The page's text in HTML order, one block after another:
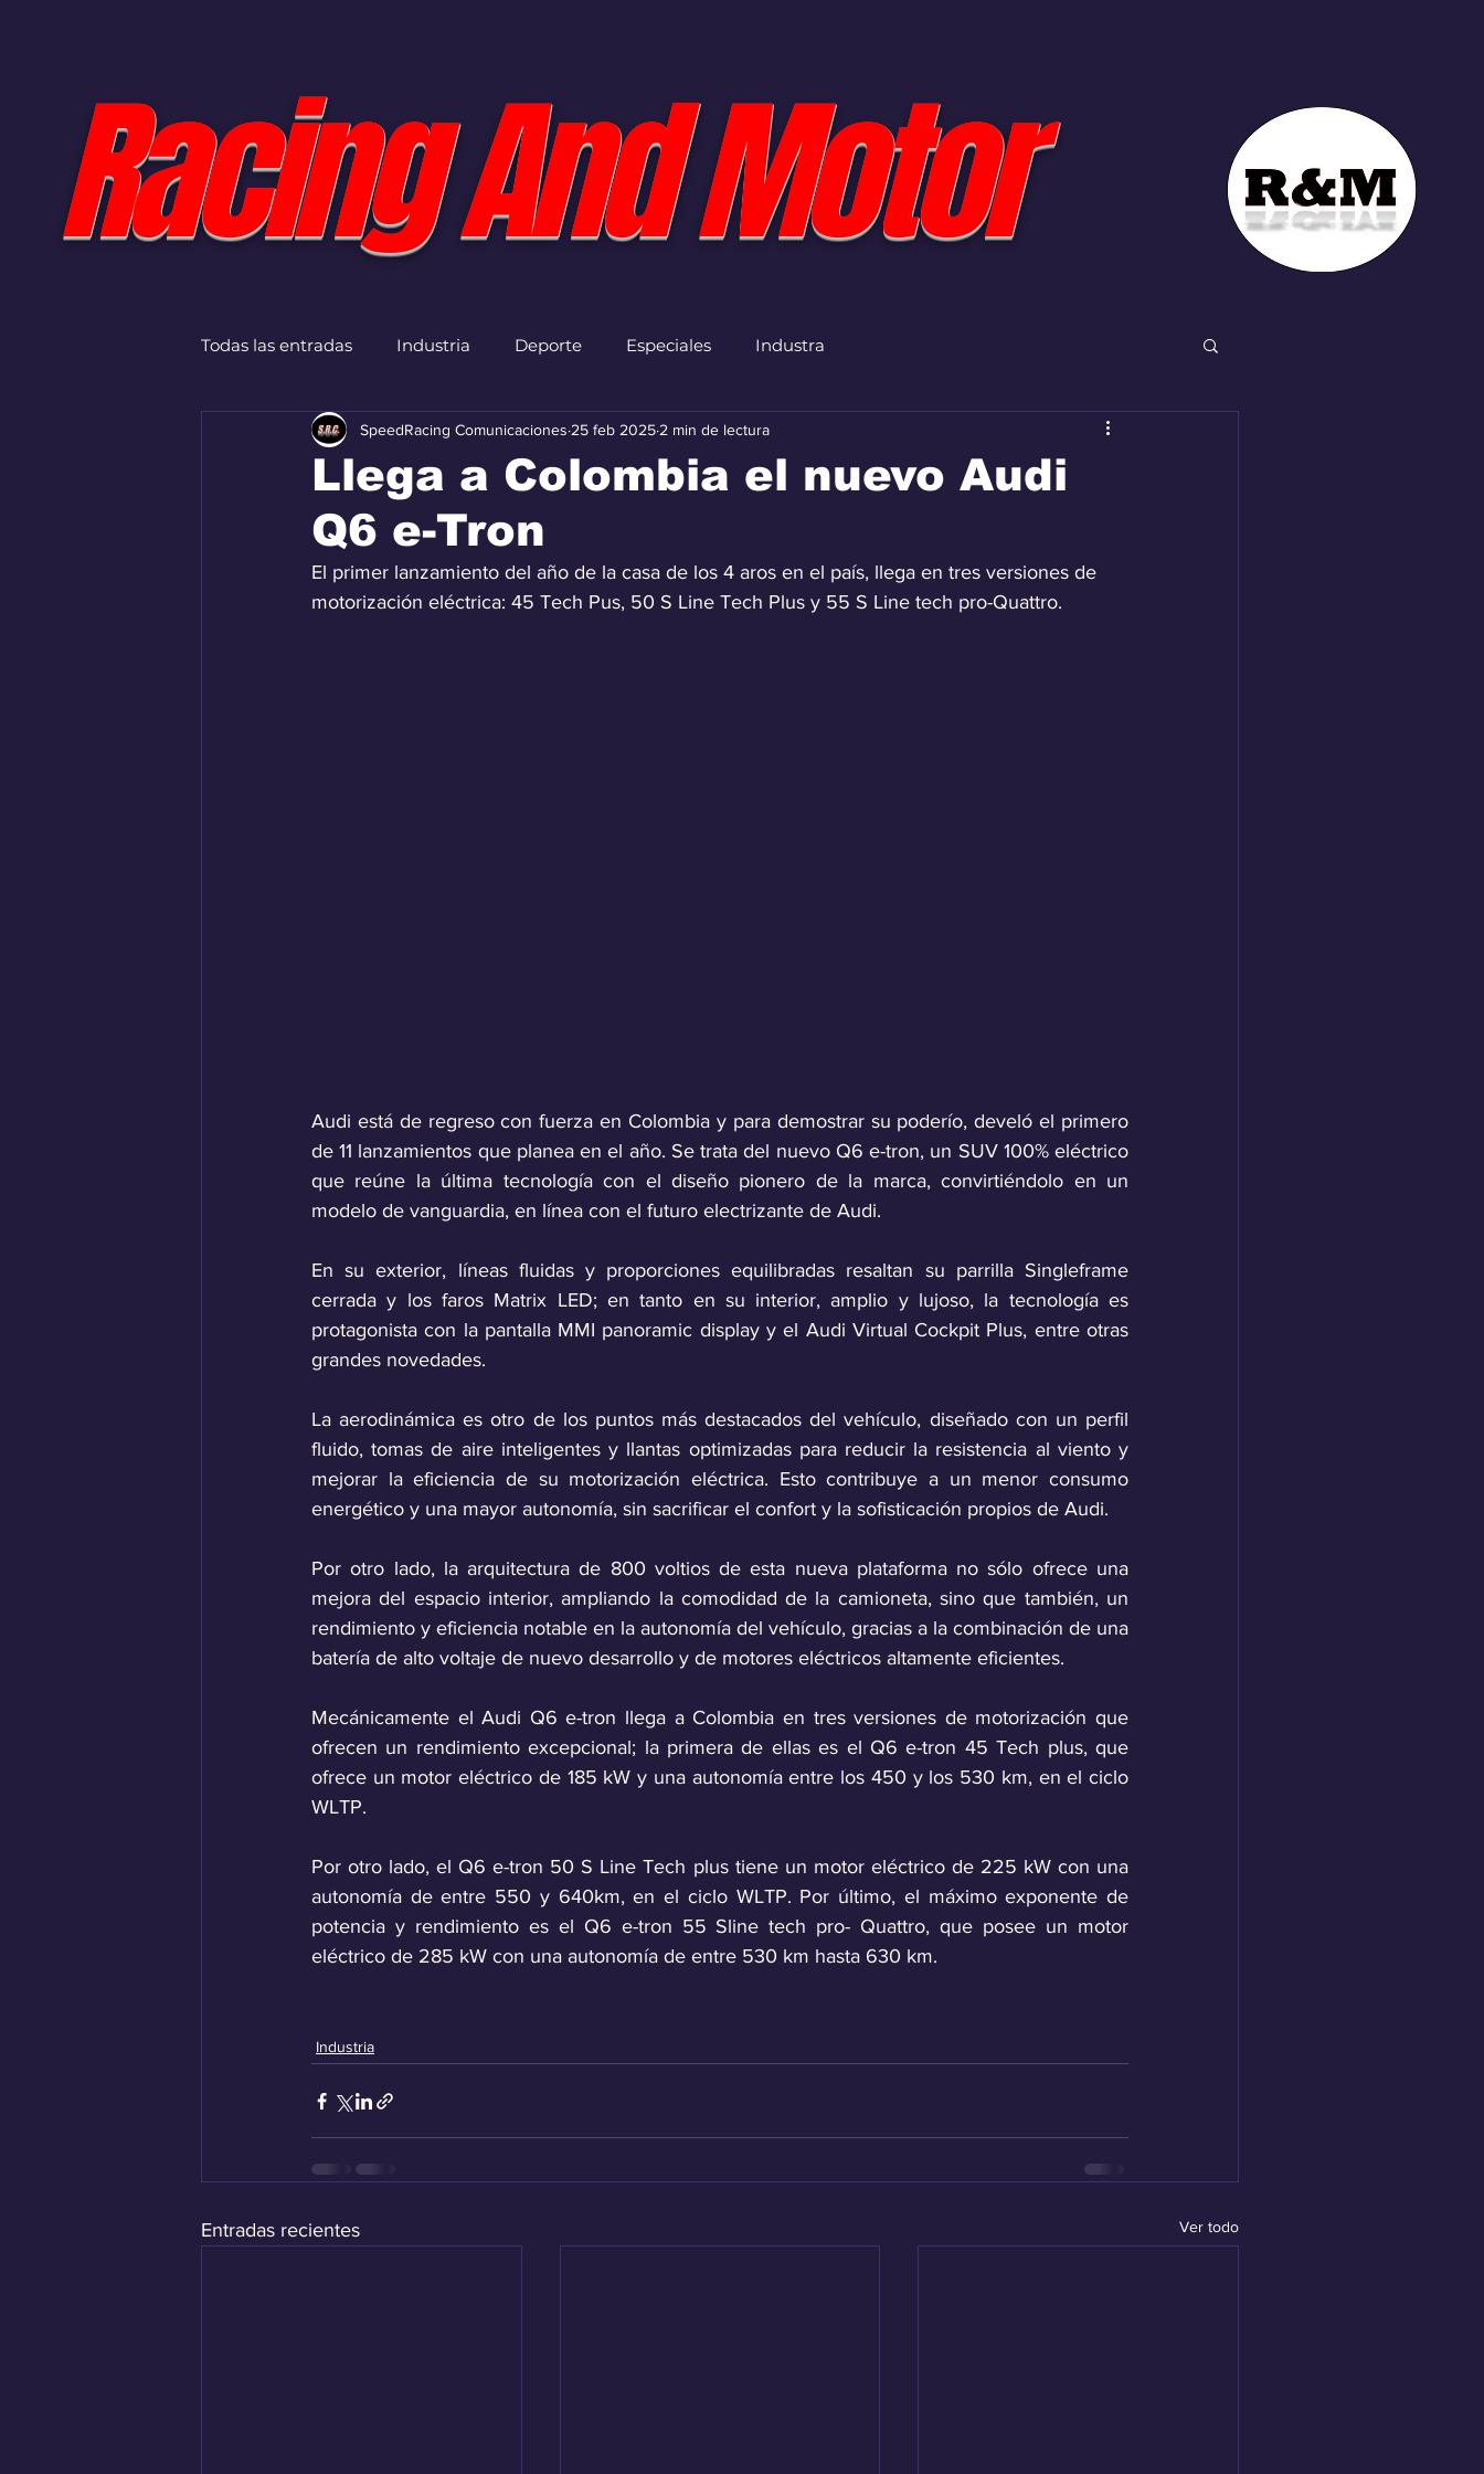
Racing And Motor
Todas las entradas Industria Deporte Especiales Industra
Llega a Colombia el nuevo Audi
Q6 e-Tron
SpeedRacing Comunicaciones 25 feb 2025 2 min de lectura
El primer lanzamiento del año de la casa de los 4 aros en el país, llega en tres versiones de
motorización eléctrica: 45 Tech Pus, 50 S Line Tech Plus y 55 S Line tech pro-Quattro.
Audi está de regreso con fuerza en Colombia y para demostrar su poderío, develó el primero
de 11 lanzamientos que planea en el año. Se trata del nuevo Q6 e-tron, un SUV 100% eléctrico
que reúne la última tecnología con el diseño pionero de la marca, convirtiéndolo en un
modelo de vanguardia, en línea con el futuro electrizante de Audi.
En su exterior, líneas fluidas y proporciones equilibradas resaltan su parrilla Singleframe
cerrada y los faros Matrix LED; en tanto en su interior, amplio y lujoso, la tecnología es
protagonista con la pantalla MMI panoramic display y el Audi Virtual Cockpit Plus, entre otras
grandes novedades.
La aerodinámica es otro de los puntos más destacados del vehículo, diseñado con un perfil
fluido, tomas de aire inteligentes y llantas optimizadas para reducir la resistencia al viento y
mejorar la eficiencia de su motorización eléctrica. Esto contribuye a un menor consumo
energético y una mayor autonomía, sin sacrificar el confort y la sofisticación propios de Audi.
Por otro lado, la arquitectura de 800 voltios de esta nueva plataforma no sólo ofrece una
mejora del espacio interior, ampliando la comodidad de la camioneta, sino que también, un
rendimiento y eficiencia notable en la autonomía del vehículo, gracias a la combinación de una
batería de alto voltaje de nuevo desarrollo y de motores eléctricos altamente eficientes.
Mecánicamente el Audi Q6 e-tron llega a Colombia en tres versiones de motorización que
ofrecen un rendimiento excepcional; la primera de ellas es el Q6 e-tron 45 Tech plus, que
ofrece un motor eléctrico de 185 kW y una autonomía entre los 450 y los 530 km, en el ciclo
WLTP.
Por otro lado, el Q6 e-tron 50 S Line Tech plus tiene un motor eléctrico de 225 kW con una
autonomía de entre 550 y 640km, en el ciclo WLTP. Por último, el máximo exponente de
potencia y rendimiento es el Q6 e-tron 55 Sline tech pro- Quattro, que posee un motor
eléctrico de 285 kW con una autonomía de entre 530 km hasta 630 km.
Industria
Entradas recientes Ver todo